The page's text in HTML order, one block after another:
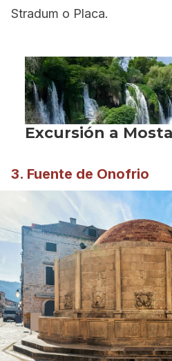
Stradum o Placa.
3. Fuente de Onofrio